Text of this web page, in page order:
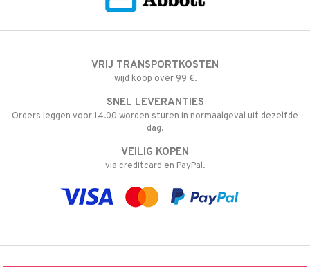
VRIJ TRANSPORTKOSTEN
wijd koop over 99 €.
SNEL LEVERANTIES
Orders leggen voor 14.00 worden sturen in normaalgeval uit dezelfde
dag.
VEILIG KOPEN
via creditcard en PayPal.